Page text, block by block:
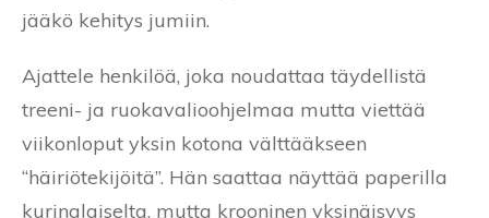
jääkö kehitys jumiin.
Ajattele henkilöä, joka noudattaa täydellistä
treeni- ja ruokavalioohjelmaa mutta viettää
viikonloput yksin kotona välttääkseen
“häiriötekijöitä”. Hän saattaa näyttää paperilla
kurinalaiselta, mutta krooninen yksinäisyys